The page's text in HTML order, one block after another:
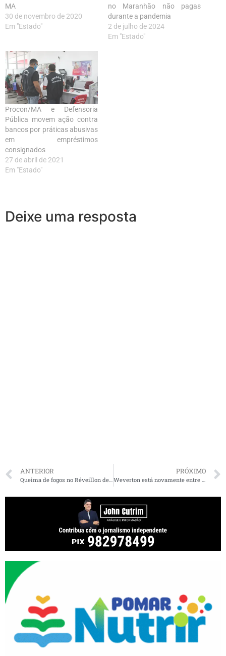
MA
30 de novembro de 2020
Em "Estado"
no Maranhão não pagas
durante a pandemia
2 de julho de 2024
Em "Estado"
Procon/MA e Defensoria
Pública movem ação contra
bancos por práticas abusivas
em empréstimos
consignados
27 de abril de 2021
Em "Estado"
Deixe uma resposta
ANTERIOR PRÓXIMO